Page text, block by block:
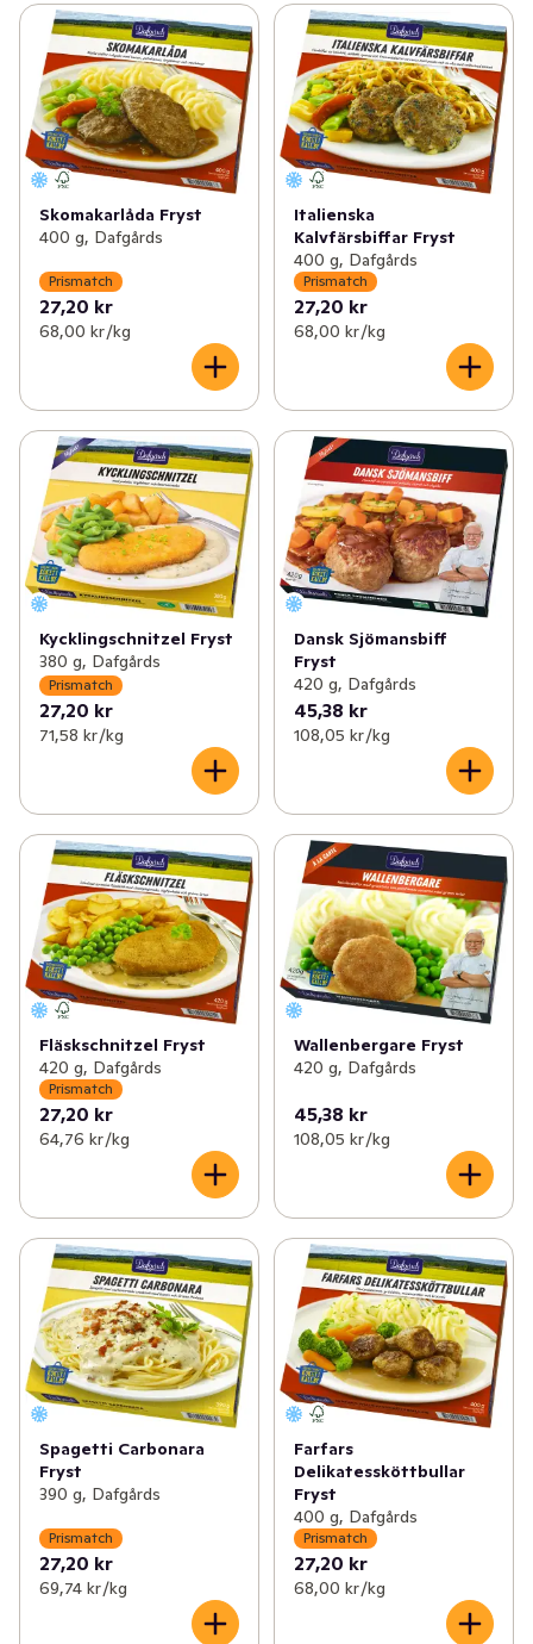
Skomakarlåda Fryst
400 g, Dafgårds
Prismatch
27,20 kr
68,00 kr /kg
Italienska
Kalvfärsbiffar Fryst
400 g, Dafgårds
Prismatch
27,20 kr
68,00 kr /kg
Kycklingschnitzel Fryst
380 g, Dafgårds
Prismatch
27,20 kr
71,58 kr /kg
Dansk Sjömansbiff
Fryst
420 g, Dafgårds
45,38 kr
108,05 kr /kg
Fläskschnitzel Fryst
420 g, Dafgårds
Prismatch
27,20 kr
64,76 kr /kg
Wallenbergare Fryst
420 g, Dafgårds
45,38 kr
108,05 kr /kg
Spagetti Carbonara
Fryst
390 g, Dafgårds
Prismatch
27,20 kr
69,74 kr /kg
Farfars
Delikatessköttbullar
Fryst
400 g, Dafgårds
Prismatch
27,20 kr
68,00 kr /kg